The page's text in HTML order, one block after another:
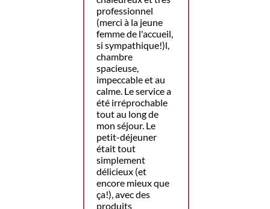
professionnel
(merci à la jeune
femme de l'accueil,
si sympathique!)l,
chambre
spacieuse,
impeccable et au
calme. Le service a
été irréprochable
tout au long de
mon séjour. Le
petit-déjeuner
était tout
simplement
délicieux (et
encore mieux que
ça!), avec des
produits